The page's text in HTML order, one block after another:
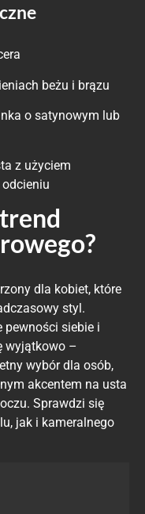
beżu i brązu
o satynowym lub
z użyciem
dla kobiet, które
styl.
pewności siebie i
wyjątkowo –
wybór dla osób,
akcentem na usta
Sprawdzi się
jak i kameralnego